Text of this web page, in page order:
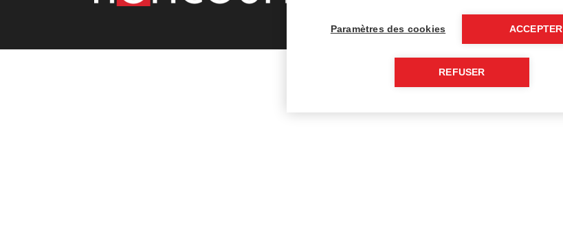
Paramètres des cookies ACCEPTER
REFUSER